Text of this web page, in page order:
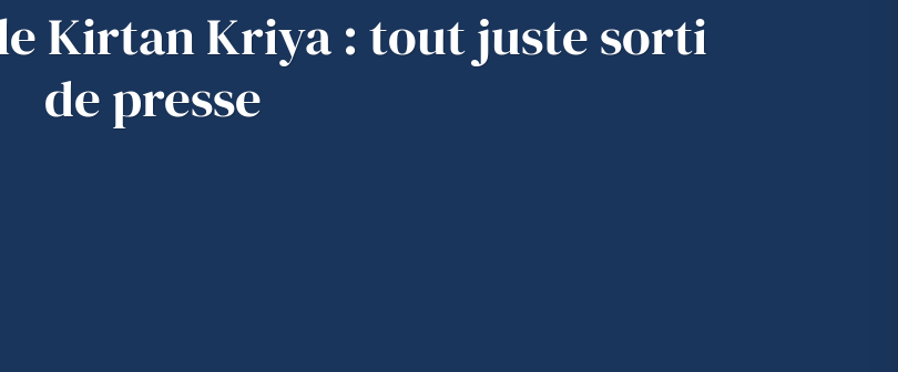
Kirtan Kriya : tout juste sorti
de presse